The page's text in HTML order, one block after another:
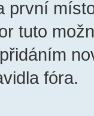
první
tuto
fóra.